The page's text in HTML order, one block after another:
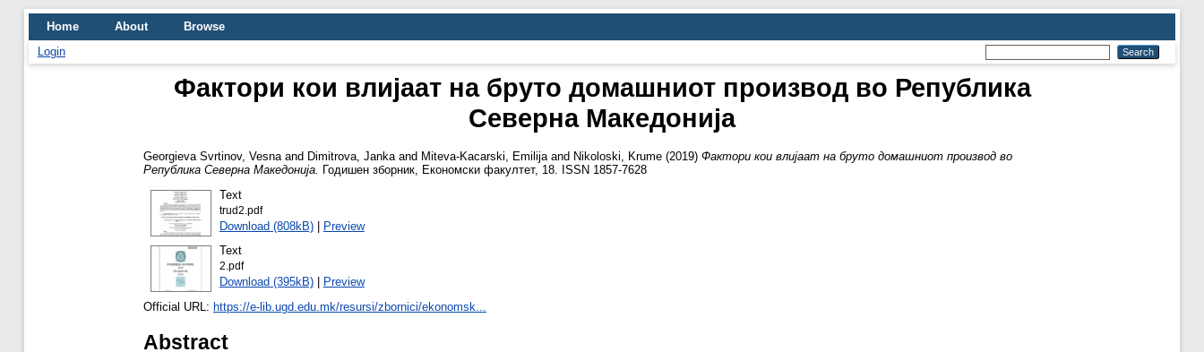
Home About
Browse
Login
Фактори кои влијаат на бруто домашниот производ во Република
Северна Македонија
Georgieva Svrtinov, Vesna and Dimitrova, Janka and Miteva-Kacarski, Emilija and Nikoloski, Krume (2019) Фактори кои влијаат на бруто домашниот производ во
Република Северна Македонија.
Годишен зборник, Економски факултет, 18. ISSN 1857-7628
Text
trud2.pdf
Download (808kB)| Preview
Text
2.pdf
Download (395kB)|
Preview
Official URL: https://e-lib.ugd.edu.mk/resursi/zbornici/ekonomsk...
Abstract